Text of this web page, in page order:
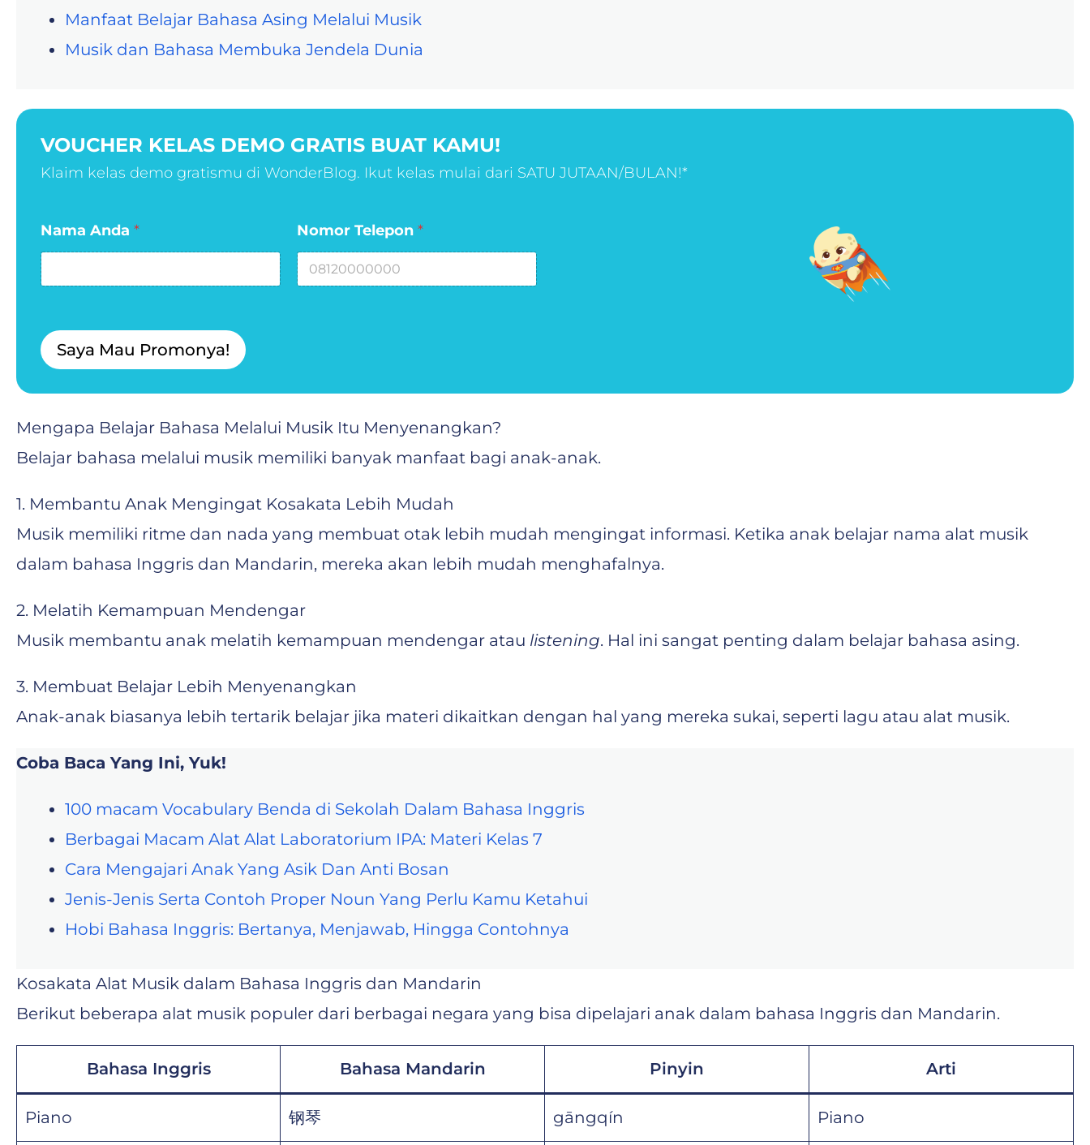
Manfaat Belajar Bahasa Asing Melalui Musik
Musik dan Bahasa Membuka Jendela Dunia
VOUCHER KELAS DEMO GRATIS BUAT KAMU!
Klaim kelas demo gratismu di WonderBlog. Ikut kelas mulai dari SATU JUTAAN/BULAN!*
n
d
a
N
o
r
Nama Anda * Nomor Telepon *
Saya Mau Promonya!
Mengapa Belajar Bahasa Melalui Musik Itu Menyenangkan?
Belajar bahasa melalui musik memiliki banyak manfaat bagi anak-anak.
1. Membantu Anak Mengingat Kosakata Lebih Mudah
Musik memiliki ritme dan nada yang membuat otak lebih mudah mengingat informasi. Ketika anak belajar nama alat musik
dalam bahasa Inggris dan Mandarin, mereka akan lebih mudah menghafalnya.
2. Melatih Kemampuan Mendengar
Musik membantu anak melatih kemampuan mendengar atau listening. Hal ini sangat penting dalam belajar bahasa asing.
3. Membuat Belajar Lebih Menyenangkan
Anak-anak biasanya lebih tertarik belajar jika materi dikaitkan dengan hal yang mereka sukai, seperti lagu atau alat musik.
Coba Baca Yang Ini, Yuk!
100 macam Vocabulary Benda di Sekolah Dalam Bahasa Inggris
Berbagai Macam Alat Alat Laboratorium IPA: Materi Kelas 7
Cara Mengajari Anak Yang Asik Dan Anti Bosan
Jenis-Jenis Serta Contoh Proper Noun Yang Perlu Kamu Ketahui
Hobi Bahasa Inggris: Bertanya, Menjawab, Hingga Contohnya
Kosakata Alat Musik dalam Bahasa Inggris dan Mandarin
Berikut beberapa alat musik populer dari berbagai negara yang bisa dipelajari anak dalam bahasa Inggris dan Mandarin.
Bahasa Inggris Bahasa Mandarin Pinyin Arti
Piano 钢琴 gāngqín Piano